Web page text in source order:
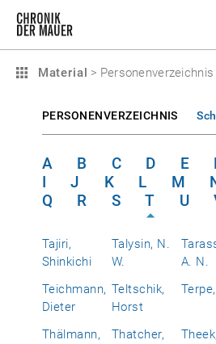
Material > Personenverzeichnis
PERSONENVERZEICHNIS
A B C D E
I
J K L M
Q
R S T U
Tajiri,
Shinkichi
Talysin, N.
W.
A. N.
Teichmann,
Dieter
Teltschik,
Horst
Thälmann,
Thatcher,
Theek,